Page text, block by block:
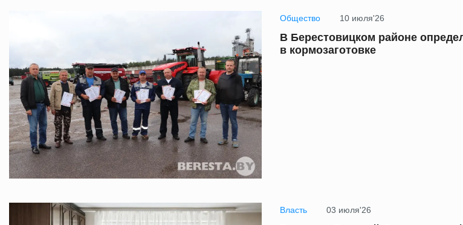
Общество 10 июля'26
В Берестовицком районе
в кормозаготовке
Власть 03 июля'26